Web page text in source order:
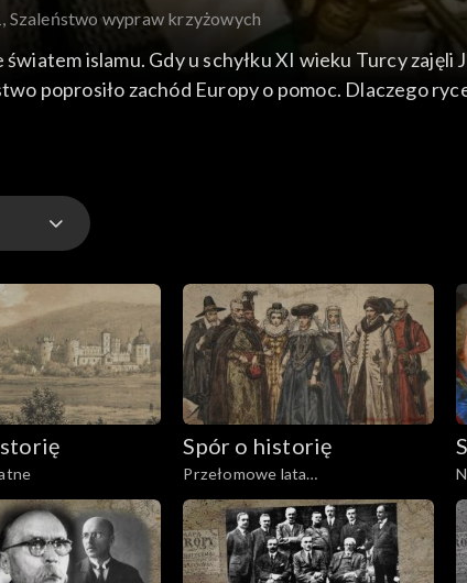
Szaleństwo wypraw krzyżowych
islamu. Gdy u schyłku XI wieku Turcy
poprosiło zachód Europy o pomoc. Dlaczego
Spór o historię
Przełomowe lata
Rzeczypospolitej